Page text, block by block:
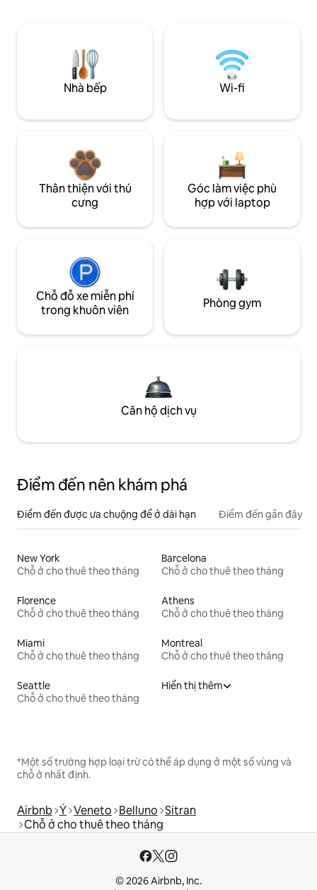
Nhà bếp Wi-fi
Thân thiện với thú
cưng
Góc làm việc phù
hợp với laptop
Chỗ đỗ xe miễn phí
trong khuôn viên
Phòng gym
Căn hộ dịch vụ
Điểm đến nên khám phá
Điểm đến được ưa chuộng để ở dài hạn Điểm đến gần đây
New York
Chỗ ở cho thuê theo tháng
Barcelona
Chỗ ở cho thuê theo tháng
Florence
Chỗ ở cho thuê theo tháng
Athens
Chỗ ở cho thuê theo tháng
Miami
Chỗ ở cho thuê theo tháng
Montreal
Chỗ ở cho thuê theo tháng
Seattle
Chỗ ở cho thuê theo tháng
Hiển thị thêm
*Một số trường hợp loại trừ có thể áp dụng ở một số vùng và
chỗ ở nhất định.
Airbnb Ý Veneto Belluno Sitran
Chỗ ở cho thuê theo tháng
© 2026 Airbnb, Inc.